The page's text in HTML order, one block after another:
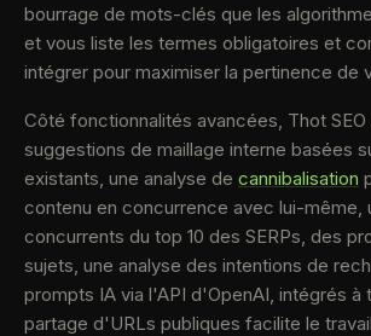
bourrage de mots-clés que les
et vous liste les termes obligatoires et
intégrer pour maximiser la pertinence de
Côté fonctionnalités avancées, Thot
suggestions de maillage interne basées
existants, une analyse de cannibalisation
contenu en concurrence avec lui-même,
concurrents du top 10 des SERPs, des
sujets, une analyse des intentions de
prompts IA via l'API d'OpenAI, intégrés à
partage d'URLs publiques facilite le